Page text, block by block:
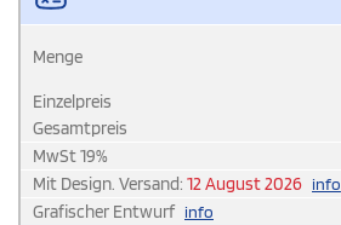
Menge
Einzelpreis
Gesamtpreis
MwSt19%
Mit Design. Versand: 12 August 2026 info
Grafischer Entwurf info